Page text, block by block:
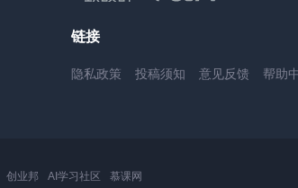
链接
隐私政策 投稿须知 意见反馈 帮助
创业邦 AI学习社区 慕课网